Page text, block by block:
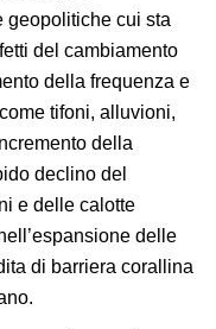
geopolitiche cui sta
del cambiamento
della frequenza e
tifoni, alluvioni,
della
declino del
e delle calotte
delle
di barriera corallina